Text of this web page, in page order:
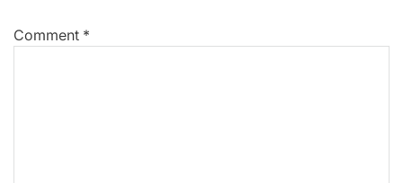
Comment *